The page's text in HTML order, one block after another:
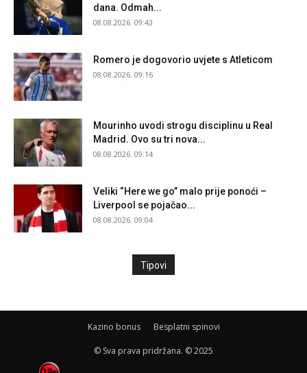
dana. Odmah...
08.08.2026. 09:43
Romero je dogovorio uvjete s Atleticom
08.08.2026. 09:16
Mourinho uvodi strogu disciplinu u Real
Madrid. Ovo su tri nova...
08.08.2026. 09:14
Veliki “Here we go” malo prije ponoći –
Liverpool se pojačao...
08.08.2026. 09:04
Tipovi
Kazino bonus Besplatni spinovi
© Sva prava pridržana. © 2025